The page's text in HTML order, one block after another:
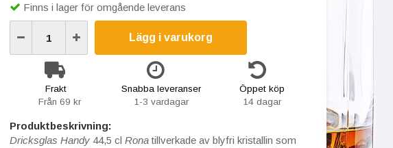
Finns i lager för omgående leverans
Lägg i varukorg
Frakt
Från 69 kr
Snabba leveranser
1-3 vardagar
Öppet köp
14 dagar
Produktbeskrivning:
Dricksglas Handy44,5 cl Ronatillverkade av blyfri kristallin som